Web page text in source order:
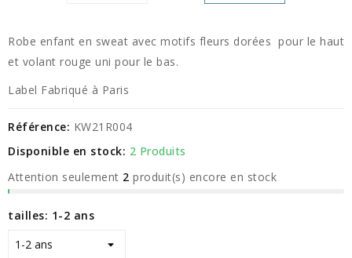
Robe enfant en sweat avec motifs fleurs dorées pour le haut
et volant rouge uni pour le bas.
Label Fabriqué à Paris
Référence: KW21R004
Disponible en stock: 2 Produits
Attention seulement 2 produit(s) encore en stock
tailles: 1-2 ans